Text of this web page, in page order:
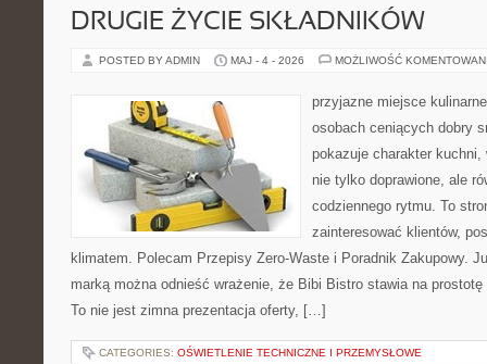
DRUGIE ŻYCIE SKŁADNIKÓW
POSTED BY ADMIN MAJ - 4 - 2026 MOŻLIWOŚĆ
przyjazne miejsce
osobach ceniących dobry
pokazuje charakter
nie tylko doprawione, ale
codziennego rytmu. To
zainteresować klientów,
klimatem. Polecam Przepisy Zero-Waste i Poradnik Zakupowy.
marką można odnieść wrażenie, że Bibi Bistro stawia na prostotę
To nie jest zimna prezentacja oferty, […]
CATEGORIES: OŚWIETLENIE TECHNICZNE I PRZEMYSŁOWE